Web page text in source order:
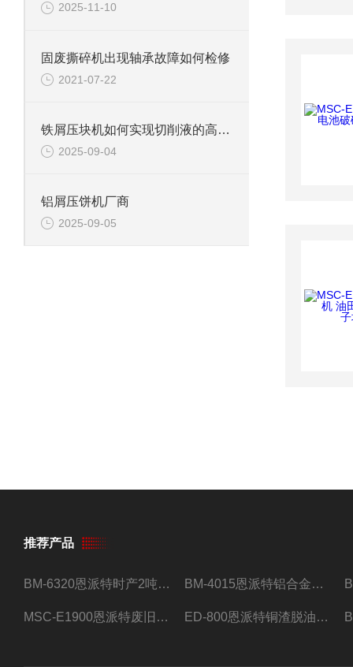
2025-11-10
固废撕碎机出现轴承故障如何检修
2021-07-22
铁屑压块机如何实现切削液的高效回收？
2025-09-04
铝屑压饼机厂商
2025-09-05
推荐产品
BM-6320恩派特时产2吨合金钢屑压饼机 BM-4015恩派特铝合金屑压饼机 脱油效果好
MSC-E1900恩派特废旧锂电池极片破碎处理设备 ED-800恩派特铜渣脱油机废铜屑铝屑甩油机